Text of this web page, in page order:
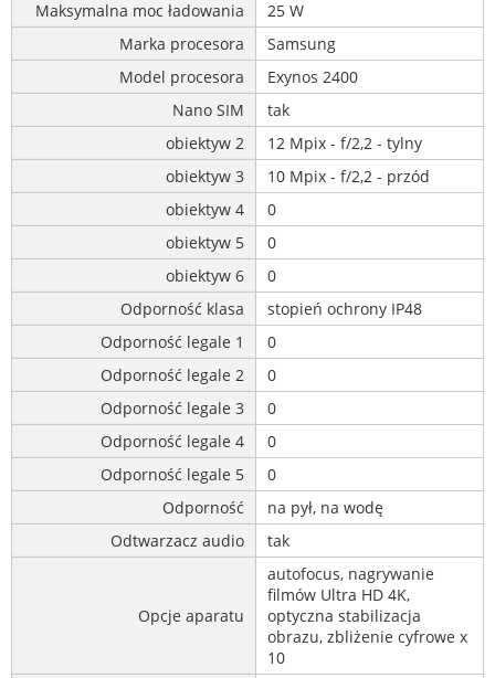
Maksymalna moc ładowania
25 W
Marka procesora
Samsung
Model procesora
Exynos 2400
Nano SIM
tak
obiektyw 2
12 Mpix - f/2,2 - tylny
obiektyw 3
10 Mpix - f/2,2 - przód
obiektyw 4
0
obiektyw 5
0
obiektyw 6
0
Odporność klasa
stopień ochrony IP48
Odporność legale 1
0
Odporność legale 2
0
Odporność legale 3
0
Odporność legale 4
0
Odporność legale 5
0
Odporność
na pył, na wodę
Odtwarzacz audio
tak
Opcje aparatu
autofocus, nagrywanie
filmów Ultra HD 4K,
optyczna stabilizacja
obrazu, zbliżenie cyfrowe x
10